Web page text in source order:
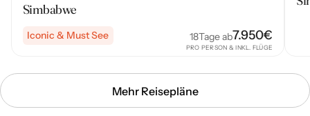
Simbabwe
Iconic & Must See 18Tage ab7.950€
PRO PERSON & INKL. FLÜGE
Mehr Reisepläne